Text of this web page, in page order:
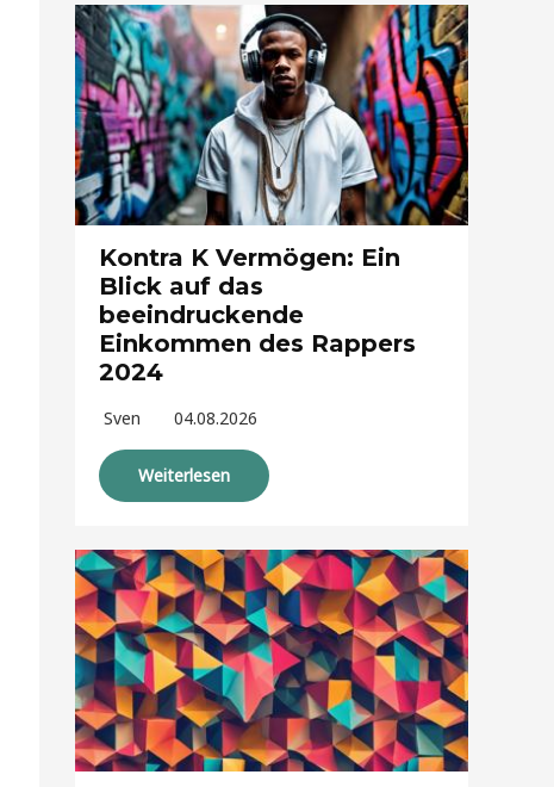
Kontra K Vermögen: Ein
Blick auf das
beeindruckende
Einkommen des Rappers
2024
Sven 04.08.2026
Weiterlesen